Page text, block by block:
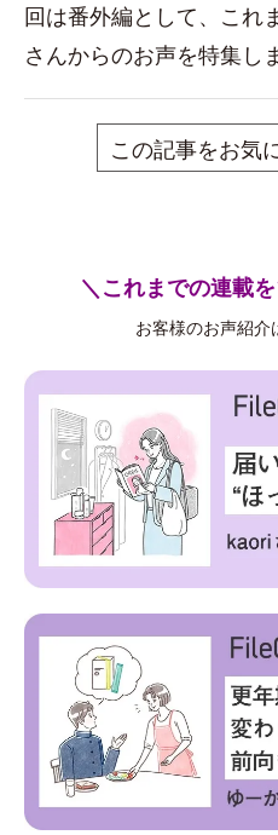
回は番外編として、これ
さんからのお声を特集し
この記事をお気
＼これまでの連載
お客様のお声紹介